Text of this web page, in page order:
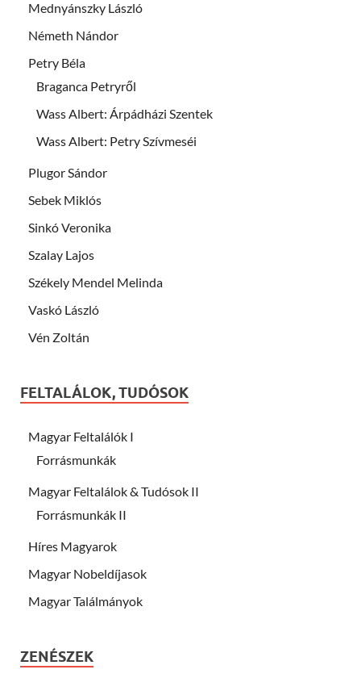
Mednyánszky László
Németh Nándor
Petry Béla
Braganca Petryről
Wass Albert: Árpádházi Szentek
Wass Albert: Petry Szívmeséi
Plugor Sándor
Sebek Miklós
Sinkó Veronika
Szalay Lajos
Székely Mendel Melinda
Vaskó László
Vén Zoltán
FELTALÁLOK, TUDÓSOK
Magyar Feltalálók I
Forrásmunkák
Magyar Feltalálok & Tudósok II
Forrásmunkák II
Híres Magyarok
Magyar Nobeldíjasok
Magyar Találmányok
ZENÉSZEK